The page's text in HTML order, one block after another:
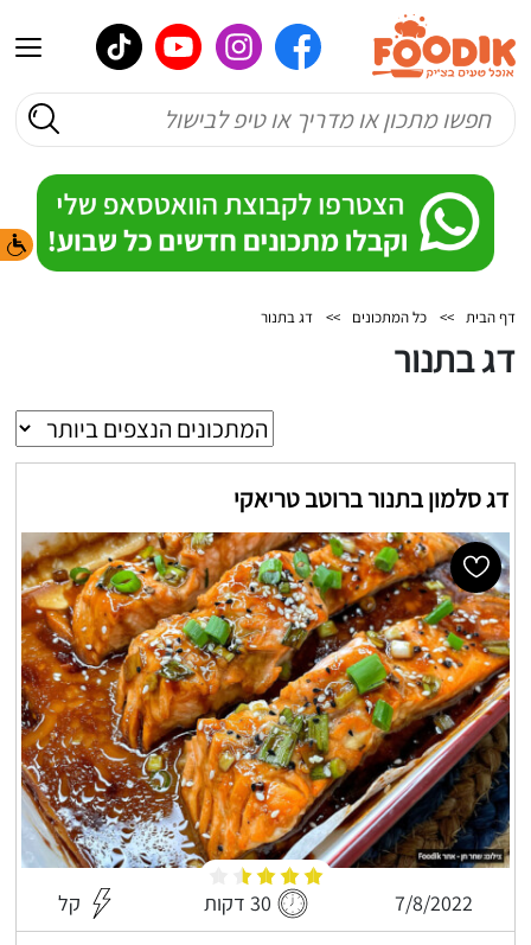
דף הבית >> כל המתכונים >> דג בתנור
דג בתנור
דג סלמון בתנור ברוטב טריאקי
7/8/2022 30 דקות קל